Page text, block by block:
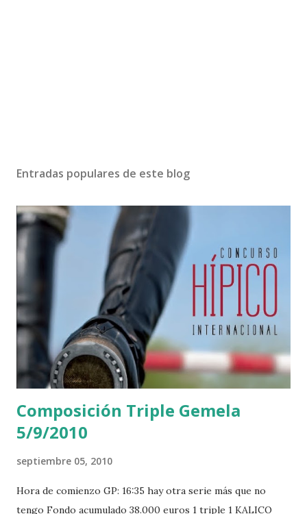
Entradas populares de este blog
Composición Triple Gemela
5/9/2010
septiembre 05, 2010
Hora de comienzo GP: 16:35 hay otra serie más que no
tengo Fondo acumulado 38.000 euros 1 triple 1 KALICO